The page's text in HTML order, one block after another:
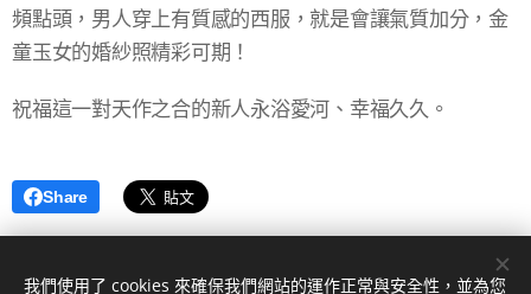
頻點頭，男人穿上有質感的西服，就是會讓氣質加分，金
童玉女的婚紗照精彩可期！
祝福這一對天作之合的新人永浴愛河、幸福久久。
Share
我們使用了 cookies 來確保我們網站的運作正常與安全性，並為您